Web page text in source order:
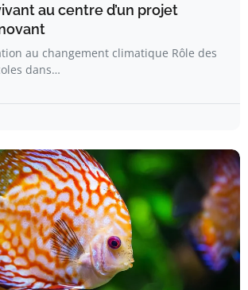
au centre d’un projet
au changement climatique Rôle des
dans…